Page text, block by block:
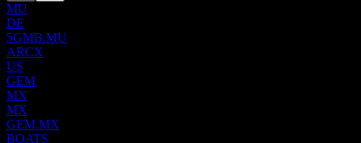
MU
DE
5GMB.MU
ARCX
US
GEM
MX
MX
GEM.MX
BOATS